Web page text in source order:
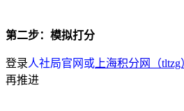
第二步：模拟打分
登录人社局官网或 上海积分网（
再推进